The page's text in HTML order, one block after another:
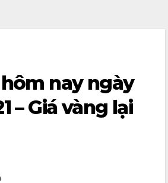
nay ngày
– Giá vàng lại